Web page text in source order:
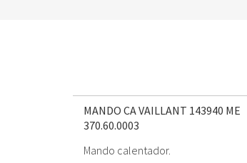
MANDO CA VAILLANT 143940 ME
370.60.0003
Mando calentador.